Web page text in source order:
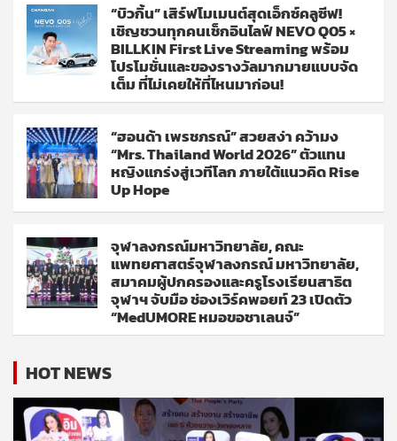
“บิวกิ้น” เสิร์ฟโมเมนต์สุดเอ็กซ์คลูซีฟ!
เชิญชวนทุกคนเช็กอินไลฟ์ NEVO Q05 ×
BILLKIN First Live Streaming พร้อม
โปรโมชั่นและของรางวัลมากมายแบบจัด
เต็ม ที่ไม่เคยให้ที่ไหนมาก่อน!
“ฮอนด้า เพรชภรณ์” สวยสง่า คว้ามง
“Mrs. Thailand World 2026” ตัวแทน
หญิงแกร่งสู่เวทีโลก ภายใต้แนวคิด Rise
Up Hope
จุฬาลงกรณ์มหาวิทยาลัย, คณะ
แพทยศาสตร์จุฬาลงกรณ์ มหาวิทยาลัย,
สมาคมผู้ปกครองและครูโรงเรียนสาธิต
จุฬาฯ จับมือ ช่องเวิร์คพอยท์ 23 เปิดตัว
“MedUMORE หมอขอชาเลนจ์”
HOT NEWS